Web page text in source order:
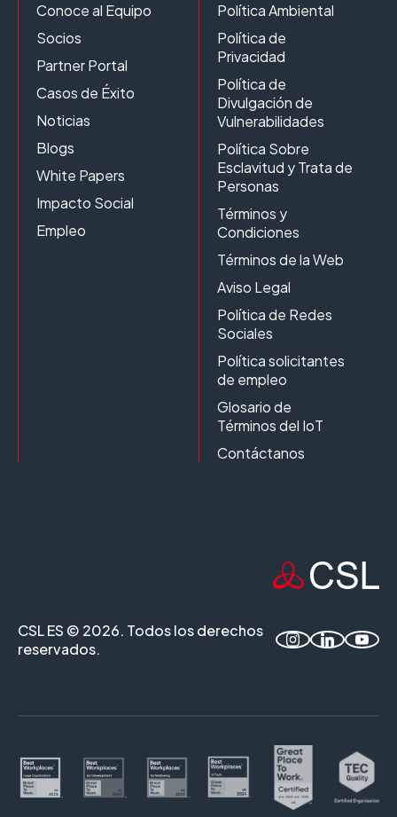
Conoce al Equipo
Socios
Partner Portal
Casos de Éxito
Noticias
Blogs
White Papers
Impacto Social
Empleo
Política Ambiental
Política de
Privacidad
Política de
Divulgación de
Vulnerabilidades
Política Sobre
Esclavitud y Trata de
Personas
Términos y
Condiciones
Términos de la Web
Aviso Legal
Política de Redes
Sociales
Política solicitantes
de empleo
Glosario de
Términos del IoT
Contáctanos
CSL ES © 2026. Todos los derechos
reservados.